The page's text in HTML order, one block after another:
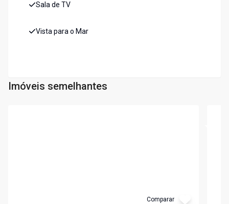
Sala de TV
Vista para o Mar
Imóveis semelhantes
Comparar